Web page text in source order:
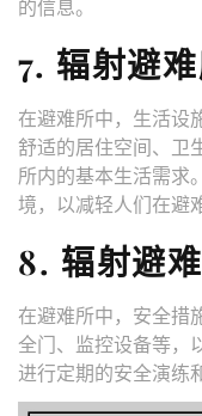
的信息。
7. 辐射避
在避难所中，生活设
舒适的居住空间、卫
所内的基本生活需求
境，以减轻人们在避
8. 辐射避
在避难所中，安全措
全门、监控设备等，
进行定期的安全演练